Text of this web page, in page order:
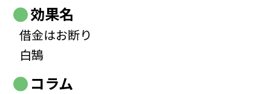
効果名
借金はお断り
白鵠
コラム